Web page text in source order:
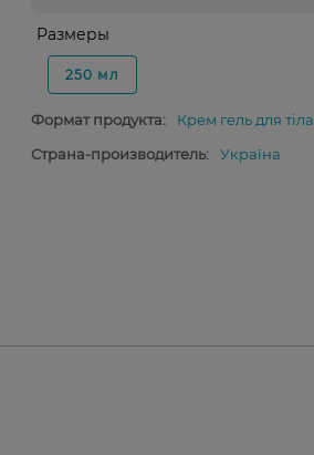
Размеры
250 мл
Формат продукта:
Крем гель для тіла
Страна-производитель:
Україна